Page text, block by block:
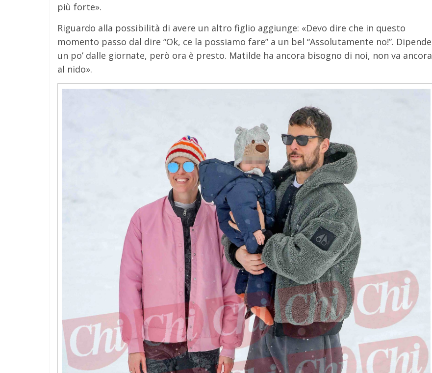
più forte».
Riguardo alla possibilità di avere un altro figlio aggiunge: «Devo dire che in questo
momento passo dal dire “Ok, ce la possiamo fare” a un bel “Assolutamente no!”. Dipende
un po’ dalle giornate, però ora è presto. Matilde ha ancora bisogno di noi, non va ancora
al nido».